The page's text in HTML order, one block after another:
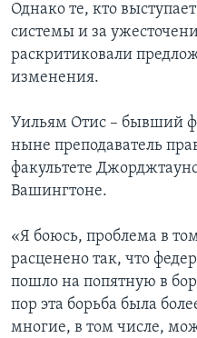
Однако те, кто
системы и за
раскритиковали
изменения.
Уильям Отис – бывший
ныне преподаватель
факультете
Вашингтоне.
«Я боюсь, проблема в
расценено так, что
пошло на попятную в
пор эта борьба была
многие, в том числе,